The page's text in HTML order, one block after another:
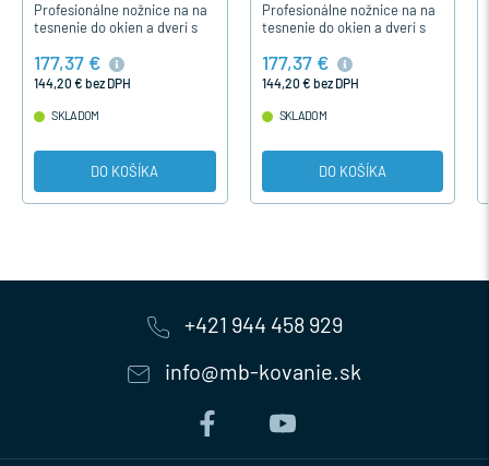
Profesionálne nožnice na na
tesnenie do okien a dverí s
čistého V- strihu.
177,37 €
144,20 € bez DPH
SKLADOM
DO KOŠÍKA
Profesionálne nožnice na na
tesnenie do okien a dverí s
čistého V- strihu.
177,37 €
144,20 € bez DPH
SKLADOM
DO KOŠÍKA
+421 944 458 929
info@mb-kovanie.sk